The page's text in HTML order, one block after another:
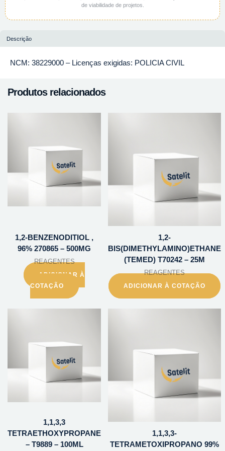
de viabilidade de projetos.
Descrição
NCM: 38229000 – Licenças exigidas: POLICIA CIVIL
Produtos relacionados
1,2-BENZENODITIOL ,
96% 270865 – 500MG
REAGENTES
ADICIONAR À
COTAÇÃO
1,2-
BIS(DIMETHYLAMINO)ETHANE
(TEMED) T70242 – 25M
REAGENTES
ADICIONAR À COTAÇÃO
1,1,3,3
TETRAETHOXYPROPANE
– T9889 – 100ML
1,1,3,3-
TETRAMETOXIPROPANO 99%